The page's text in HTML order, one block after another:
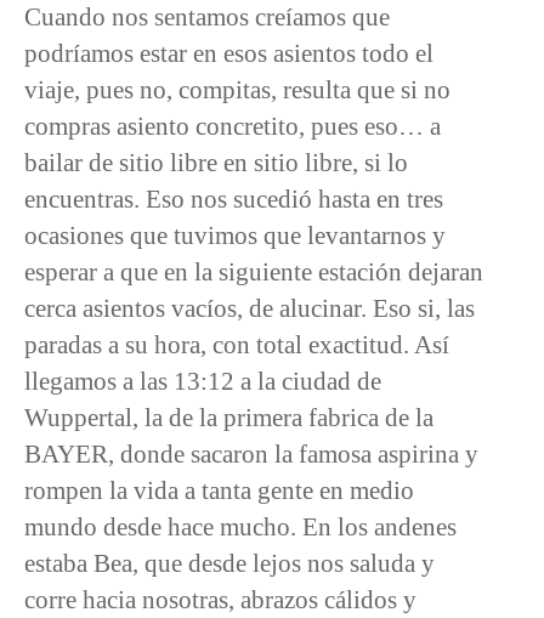
Cuando nos sentamos creíamos que
podríamos estar en esos asientos todo el
viaje, pues no, compitas, resulta que si no
compras asiento concretito, pues eso… a
bailar de sitio libre en sitio libre, si lo
encuentras. Eso nos sucedió hasta en tres
ocasiones que tuvimos que levantarnos y
esperar a que en la siguiente estación dejaran
cerca asientos vacíos, de alucinar. Eso si, las
paradas a su hora, con total exactitud. Así
llegamos a las 13:12 a la ciudad de
Wuppertal, la de la primera fabrica de la
BAYER, donde sacaron la famosa aspirina y
rompen la vida a tanta gente en medio
mundo desde hace mucho. En los andenes
estaba Bea, que desde lejos nos saluda y
corre hacia nosotras, abrazos cálidos y